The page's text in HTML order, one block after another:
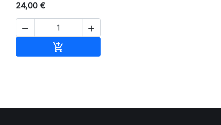
24,00 €
 
